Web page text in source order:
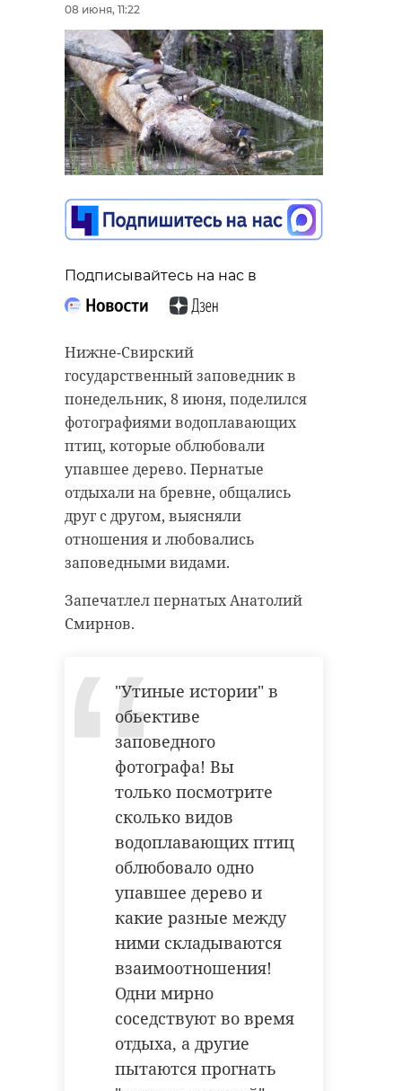
08 июня, 11:22
Подписывайтесь на нас в
Нижне-Свирский
государственный заповедник в
понедельник, 8 июня, поделился
фотографиями водоплавающих
птиц, которые облюбовали
упавшее дерево. Пернатые
отдыхали на бревне, общались
друг с другом, выясняли
отношения и любовались
заповедными видами.
Запечатлел пернатых Анатолий
Смирнов.
"Утиные истории" в
обьективе
заповедного
фотографа! Вы
только посмотрите
сколько видов
водоплавающих птиц
облюбовало одно
упавшее дерево и
какие разные между
ними складываются
взаимоотношения!
Одни мирно
соседствуют во время
отдыха, а другие
пытаются прогнать